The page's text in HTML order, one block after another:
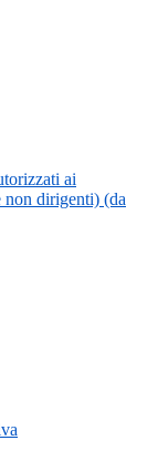
ai
dirigenti) (da